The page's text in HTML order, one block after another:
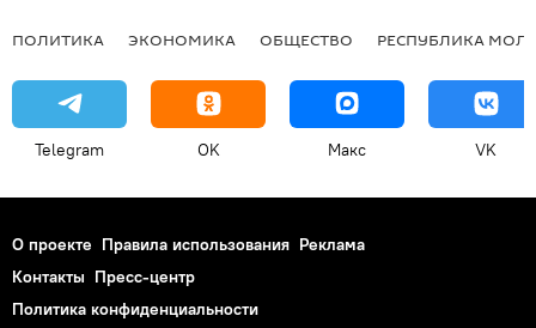
ПОЛИТИКА ЭКОНОМИКА ОБЩЕСТВО РЕСПУБЛИКА
Telegram OK Макс VK
О проекте Правила использования Реклама
Контакты Пресс-центр
Политика конфиденциальности